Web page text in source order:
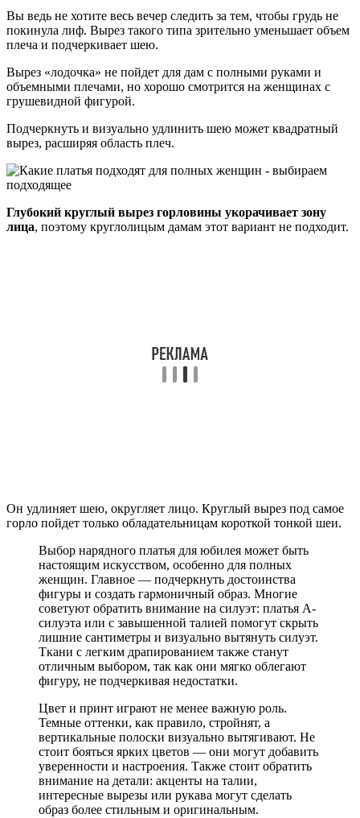
Вы ведь не хотите весь вечер следить за тем, чтобы грудь не
покинула лиф. Вырез такого типа зрительно уменьшает объем
плеча и подчеркивает шею.
Вырез «лодочка» не пойдет для дам с полными руками и
объемными плечами, но хорошо смотрится на женщинах с
грушевидной фигурой.
Подчеркнуть и визуально удлинить шею может квадратный
вырез, расширяя область плеч.
Глубокий круглый вырез горловины укорачивает зону
лица, поэтому круглолицым дамам этот вариант не подходит.
Он удлиняет шею, округляет лицо. Круглый вырез под самое
горло пойдет только обладательницам короткой тонкой шеи.
Выбор нарядного платья для юбилея может быть
настоящим искусством, особенно для полных
женщин. Главное — подчеркнуть достоинства
фигуры и создать гармоничный образ. Многие
советуют обратить внимание на силуэт: платья А-
силуэта или с завышенной талией помогут скрыть
лишние сантиметры и визуально вытянуть силуэт.
Ткани с легким драпированием также станут
отличным выбором, так как они мягко облегают
фигуру, не подчеркивая недостатки.
Цвет и принт играют не менее важную роль.
Темные оттенки, как правило, стройнят, а
вертикальные полоски визуально вытягивают. Не
стоит бояться ярких цветов — они могут добавить
уверенности и настроения. Также стоит обратить
внимание на детали: акценты на талии,
интересные вырезы или рукава могут сделать
образ более стильным и оригинальным.